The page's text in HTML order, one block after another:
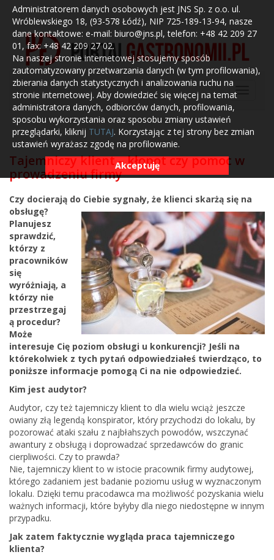
Administratorem danych osobowych jest JNS Sp. z o.o. ul.
Wróblewskiego 18, (93-578 Łódź), NIP 725-189-13-94, nasze
dane kontaktowe: e-mail: biuro@jns.pl, telefon: +48 42 209 27
01, fax: +48 42 209 27 02.
Na naszej stronie internetowej stosujemy sposób
zautomatyzowany przetwarzania danych (w tym profilowania),
zbierania danych statystycznych i analizowania ruchu na
stronie internetowej. Aby dowiedzieć się więcej na temat
administratora danych, odbiorców danych, profilowania,
sposobu wykorzystania oraz sposobu zmiany ustawień
przeglądarki, kliknij TUTAJ. Korzystając z tej strony bez zmian
ustawień wyrażasz zgodę na profilowanie.
Akceptuję
Tajemniczy klient – kłopot czy pomoc w
prowadzeniu firmy
Czy docierają do Ciebie sygnały, że klienci skarżą się na
obsługę?
Planujesz
sprawdzić,
którzy z
pracowników
się
wyróżniają, a
którzy nie
przestrzegaj
ą procedur?
Może
interesuje Cię poziom obsługi u konkurencji? Jeśli na
którekolwiek z tych pytań odpowiedziałeś twierdząco, to
poniższe informacje pomogą Ci na nie odpowiedzieć.
Kim jest audytor?
Audytor, czy też tajemniczy klient to dla wielu wciąż jeszcze
owiany złą legendą konspirator, który przychodzi do lokalu, by
pozorować ataki szału z najbłahszych powodów, wszczynać
awantury z obsługą i doprowadzać sprzedawców do granic
cierpliwości. Czy to prawda?
Nie, tajemniczy klient to w istocie pracownik firmy audytowej,
którego zadaniem jest badanie poziomu usług w wyznaczonym
lokalu. Dzięki temu pracodawca ma możliwość pozyskania wielu
ważnych informacji, które byłyby dla niego niedostępne w innym
przypadku.
Jak zatem faktycznie wygląda praca tajemniczego
klienta?